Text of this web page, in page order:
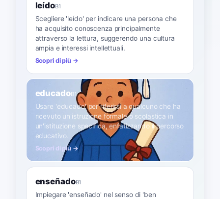
leídoB1
Scegliere 'leído' per indicare una persona che
ha acquisito conoscenza principalmente
attraverso la lettura, suggerendo una cultura
ampia e interessi intellettuali.
Scopri di più →
educadoB1
Usare 'educado' per riferirsi a qualcuno che ha
ricevuto un'istruzione formale o scolastica in
un'istituzione specifica, enfatizzando il percorso
educativo.
Scopri di più →
enseñadoB1
Impiegare 'enseñado' nel senso di 'ben